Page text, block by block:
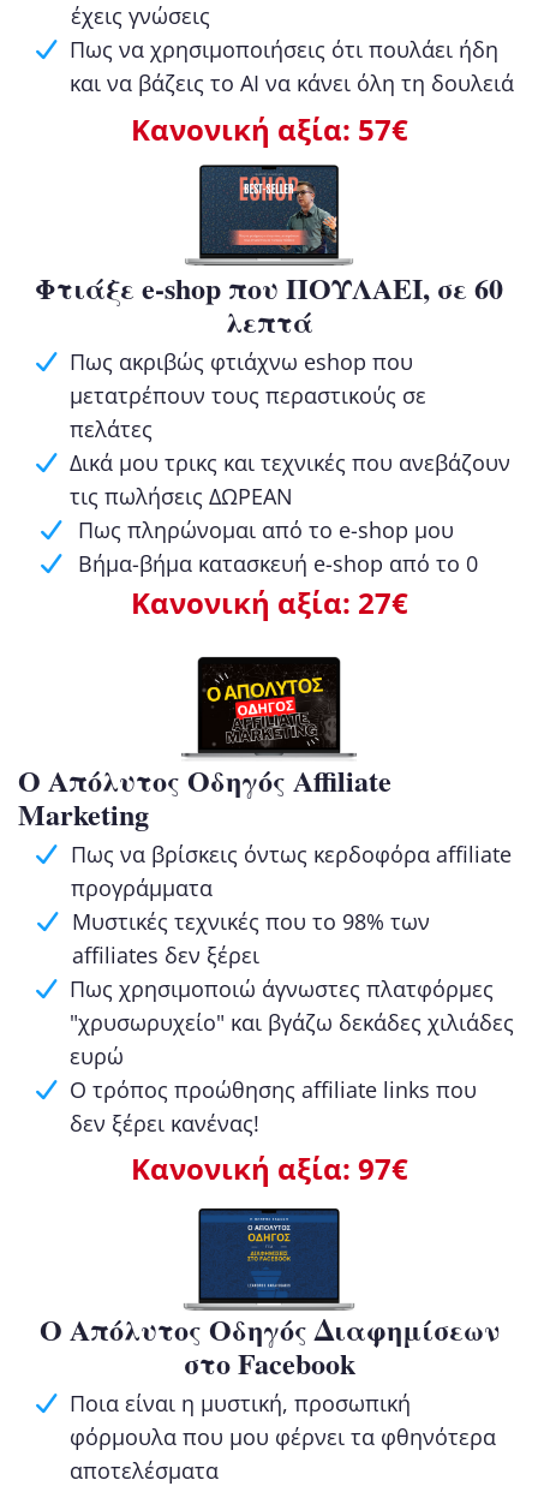
έχεις γνώσεις
Πως να χρησιμοποιήσεις ότι πουλάει ήδη
και να βάζεις το AI να κάνει όλη τη δουλειά
Κανονική αξία: 57€
Φτιάξε e-shop που ΠΟΥΛΑΕΙ, σε 60
λεπτά
Πως ακριβώς φτιάχνω eshop που
μετατρέπουν τους περαστικούς σε
πελάτες
Δικά μου τρικς και τεχνικές που ανεβάζουν
τις πωλήσεις ΔΩΡΕΑΝ
Πως πληρώνομαι από το e-shop μου
Βήμα-βήμα κατασκευή e-shop από το 0
Κανονική αξία: 27€
Ο Απόλυτος Οδηγός Affiliate
Marketing
Πως να βρίσκεις όντως κερδοφόρα affiliate
προγράμματα
Μυστικές τεχνικές που το 98% των
affiliates δεν ξέρει
Πως χρησιμοποιώ άγνωστες πλατφόρμες
"χρυσωρυχείο" και βγάζω δεκάδες χιλιάδες
ευρώ
Ο τρόπος προώθησης affiliate links που
δεν ξέρει κανένας!
Κανονική αξία: 97€
Ο Απόλυτος Οδηγός Διαφημίσεων
στο Facebook
Ποια είναι η μυστική, προσωπική
φόρμουλα που μου φέρνει τα φθηνότερα
αποτελέσματα